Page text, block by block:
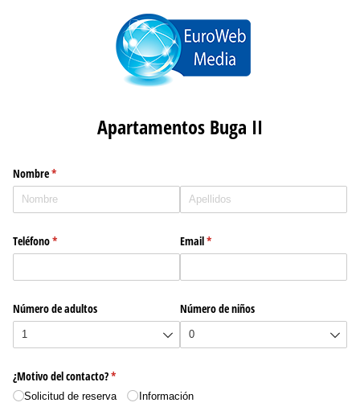
Apartamentos Buga II
Nombre*
(necesario)
Teléfono*
(necesario) Email*
(necesario)
Número de adultos Número de niños
¿Motivo del contacto?*
(necesario)
Solicitud de reserva Información